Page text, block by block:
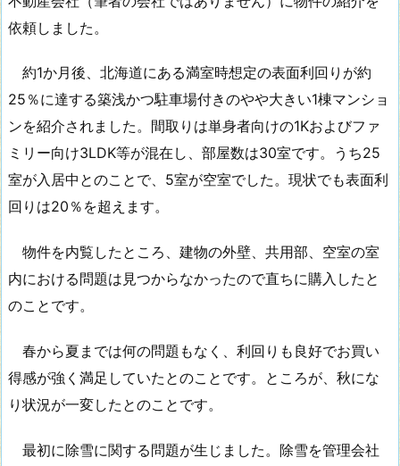
依頼しました。
約1か月後、北海道にある満室時想定の表面利回りが約
25％に達する築浅かつ駐車場付きのやや大きい1棟マンショ
ンを紹介されました。間取りは単身者向けの1Kおよびファ
ミリー向け3LDK等が混在し、部屋数は30室です。うち25
室が入居中とのことで、5室が空室でした。現状でも表面利
回りは20％を超えます。
物件を内覧したところ、建物の外壁、共用部、空室の室
内における問題は見つからなかったので直ちに購入したと
のことです。
春から夏までは何の問題もなく、利回りも良好でお買い
得感が強く満足していたとのことです。ところが、秋にな
り状況が一変したとのことです。
最初に除雪に関する問題が生じました。除雪を管理会社